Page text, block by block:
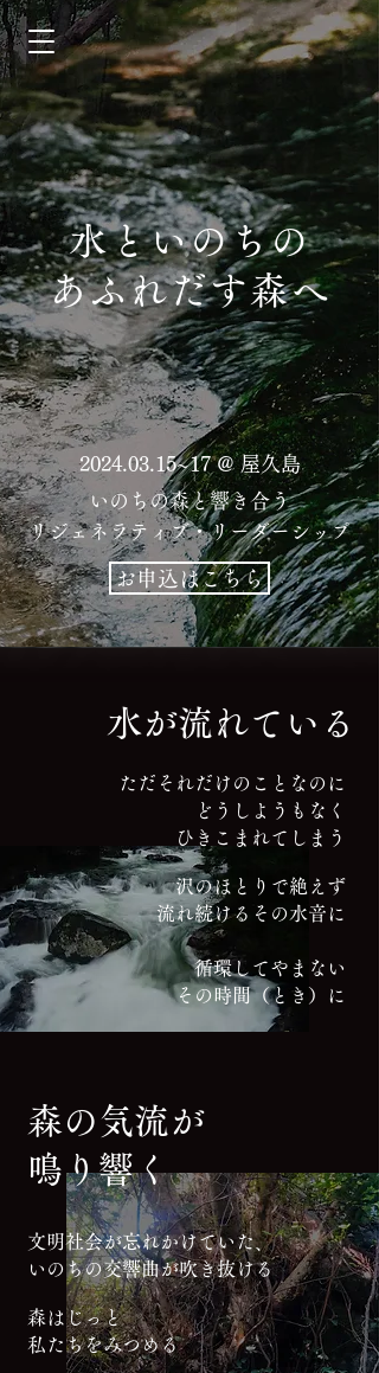
2024.03.15~17 @ 屋久島
お申込はこちら
いのちの森と響き合う
リジェネラティブ・リーダーシップ
水といのちの
あふれだす森へ
​水が流れている。
ただそれだけのことなのに
どうしようもなく
ひきこまれてしまう
沢のほとりで絶えず
流れ続けるその水音に
循環してやまない
その時間（とき）に
水が流れている
森の気流が
​鳴り響く
文明社会が忘れかけていた、
いのちの交響曲が吹き抜ける
森はじっと
私たちをみつめる